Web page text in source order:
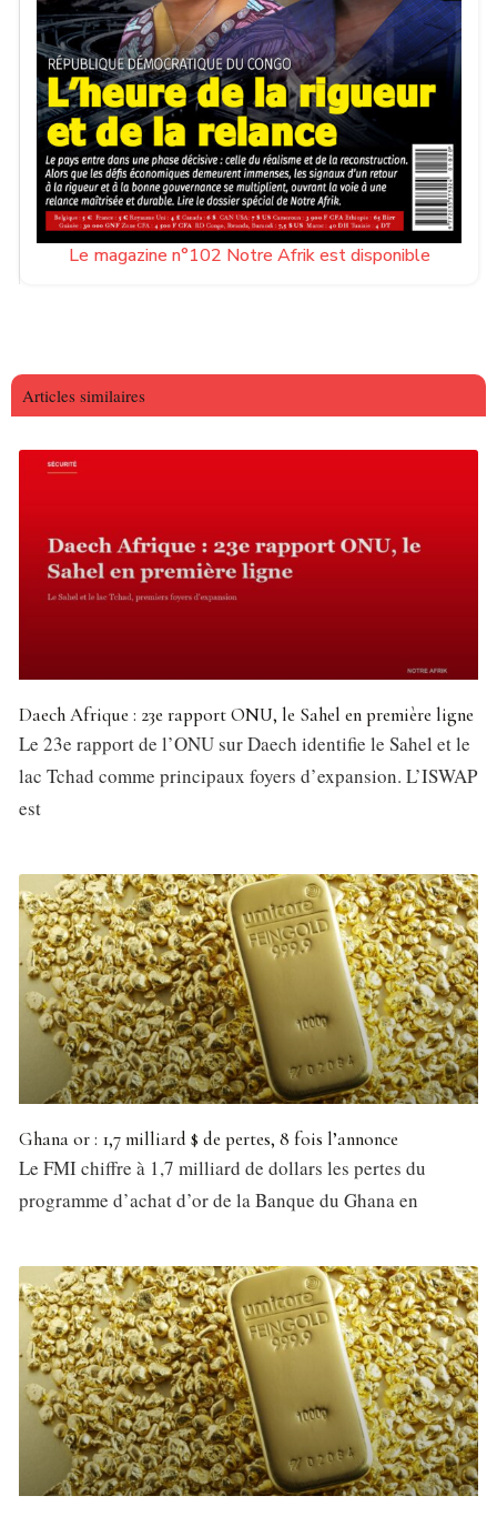
Le magazine n°102 Notre Afrik est disponible
Articles similaires
Daech Afrique : 23e rapport ONU, le Sahel en première ligne
Le 23e rapport de l’ONU sur Daech identifie le Sahel et le
lac Tchad comme principaux foyers d’expansion. L’ISWAP
est
Ghana or : 1,7 milliard $ de pertes, 8 fois l’annonce
Le FMI chiffre à 1,7 milliard de dollars les pertes du
programme d’achat d’or de la Banque du Ghana en